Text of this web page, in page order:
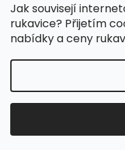
Jak souvisejí
rukavice? Přijetím
nabídky a ceny